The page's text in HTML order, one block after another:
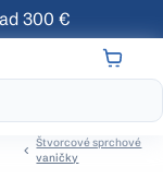
300 €
Štvorcové sprchové
vaničky